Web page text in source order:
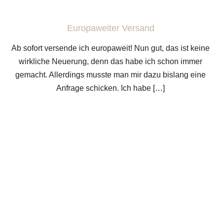
Europaweiter Versand
Ab sofort versende ich europaweit! Nun gut, das ist keine
wirkliche Neuerung, denn das habe ich schon immer
gemacht. Allerdings musste man mir dazu bislang eine
Anfrage schicken. Ich habe […]